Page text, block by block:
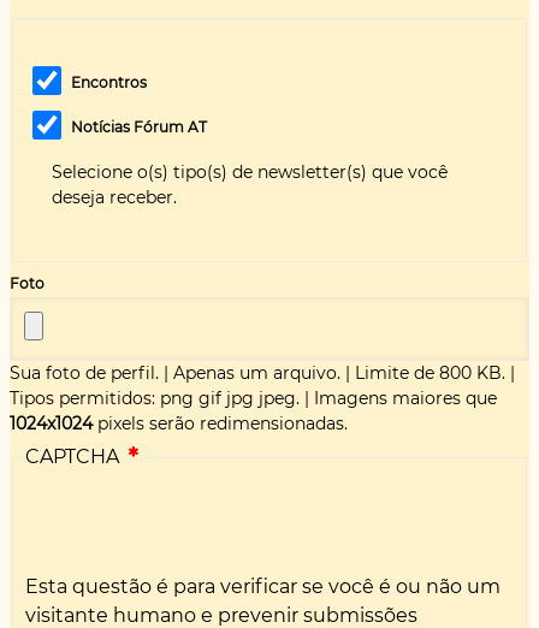
Encontros
Notícias Fórum AT
Selecione o(s) tipo(s) de newsletter(s) que você
deseja receber.
Foto
Sua foto de perfil. | Apenas um arquivo. | Limite de 800 KB. |
Tipos permitidos: png gif jpg jpeg. | Imagens maiores que
1024x1024pixels serão redimensionadas.
CAPTCHA
Esta questão é para verificar se você é ou não um
visitante humano e prevenir submissões